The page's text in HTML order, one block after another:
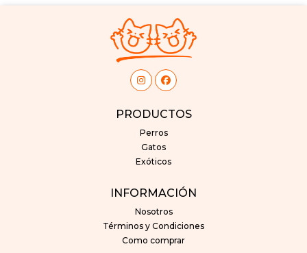
PRODUCTOS
Perros
Gatos
Exóticos
INFORMACIÓN
Nosotros
Términos y Condiciones
Como comprar